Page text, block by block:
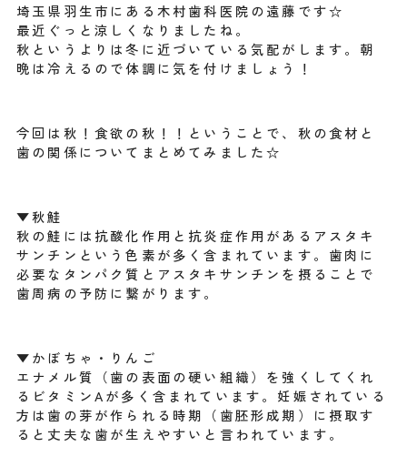
埼玉県羽生市にある木村歯科医院の遠藤です☆
最近ぐっと涼しくなりましたね。
秋というよりは冬に近づいている気配がします。朝
晩は冷えるので体調に気を付けましょう！
今回は秋！食欲の秋！！ということで、秋の食材と
歯の関係についてまとめてみました☆
▼秋鮭
秋の鮭には抗酸化作用と抗炎症作用があるアスタキ
サンチンという色素が多く含まれています。歯肉に
必要なタンパク質とアスタキサンチンを摂ることで
歯周病の予防に繋がります。
▼かぼちゃ・りんご
エナメル質（歯の表面の硬い組織）を強くしてくれ
るビタミンAが多く含まれています。妊娠されている
方は歯の芽が作られる時期（歯胚形成期）に摂取す
ると丈夫な歯が生えやすいと言われています。